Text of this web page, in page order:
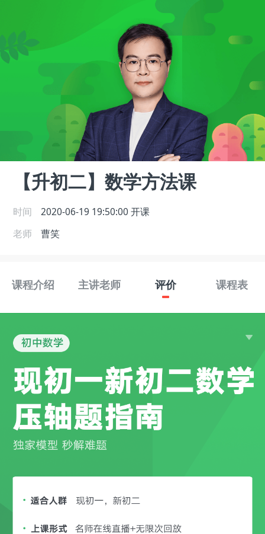
【升初二】数学方法课
时间 2020-06-19 19:50:00 开课
老师
曹笑
课程介绍 主讲老师 评价 课程表